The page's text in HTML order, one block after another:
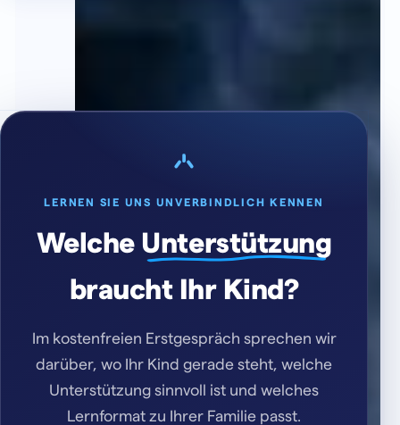
LERNEN SIE UNS UNVERBINDLICH KENNEN
Welche Unterstützung
braucht Ihr Kind?
Im kostenfreien Erstgespräch sprechen wir
darüber, wo Ihr Kind gerade steht, welche
Unterstützung sinnvoll ist und welches
Lernformat zu Ihrer Familie passt.